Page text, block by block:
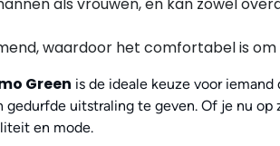
waardoor het comfortabel is
Green is de ideale keuze voor
uitstraling te geven. Of je nu
en mode.